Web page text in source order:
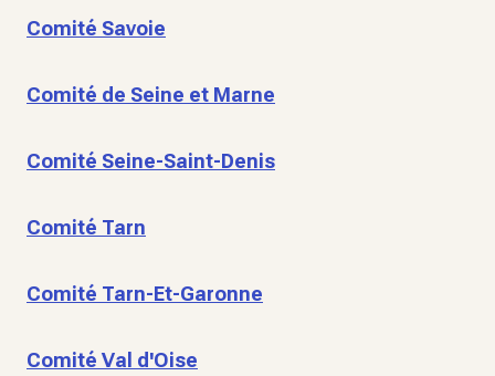
Comité Savoie
Comité de Seine et Marne
Comité Seine-Saint-Denis
Comité Tarn
Comité Tarn-Et-Garonne
Comité Val d'Oise